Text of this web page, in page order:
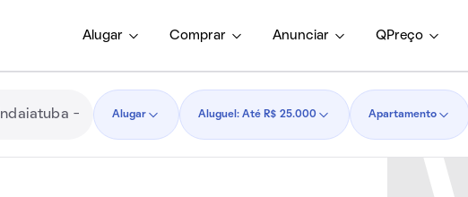
Alugar Comprar Anunciar QPreço
Alugar Aluguel: Até R$ 25.000 Apartamento